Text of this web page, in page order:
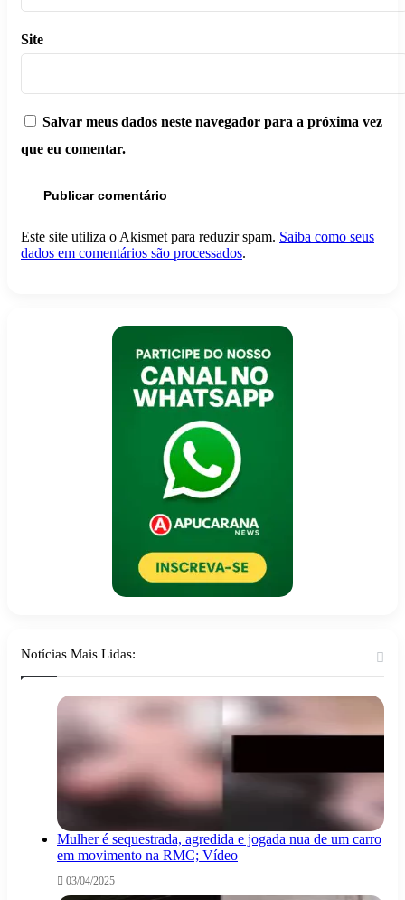
Site
Salvar meus dados neste navegador para a próxima vez
que eu comentar.
Este site utiliza o Akismet para reduzir spam. Saiba como seus
dados em comentários são processados.
Notícias Mais Lidas:
Mulher é sequestrada, agredida e jogada nua de um carro
em movimento na RMC; Vídeo
03/04/2025